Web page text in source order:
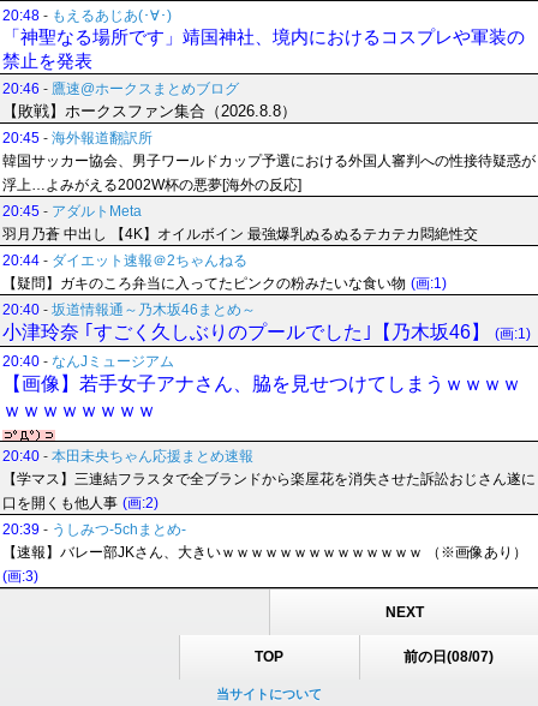
20:48 - もえるあじあ(･∀･)
「神聖なる場所です」靖国神社、境内におけるコスプレや軍装の
禁止を発表
20:46 - 鷹速@ホークスまとめブログ
【敗戦】ホークスファン集合（2026.8.8）
20:45 - 海外報道翻訳所
韓国サッカー協会、男子ワールドカップ予選における外国人審判への性接待疑惑が
浮上…よみがえる2002W杯の悪夢[海外の反応]
20:45 - アダルトMeta
羽月乃蒼 中出し 【4K】オイルボイン 最強爆乳ぬるぬるテカテカ悶絶性交
20:44 - ダイエット速報＠2ちゃんねる
【疑問】ガキのころ弁当に入ってたピンクの粉みたいな食い物 (画:1)
20:40 - 坂道情報通～乃木坂46まとめ～
小津玲奈 ｢すごく久しぶりのプールでした｣【乃木坂46】
(画:1)
20:40 - なんJミュージアム
【画像】若手女子アナさん、脇を見せつけてしまうｗｗｗｗ
ｗｗｗｗｗｗｗｗ
20:40 - 本田未央ちゃん応援まとめ速報
【学マス】三連結フラスタで全ブランドから楽屋花を消失させた訴訟おじさん遂に
口を開くも他人事 (画:2)
20:39 - うしみつ-5chまとめ-
【速報】バレー部JKさん、大きいｗｗｗｗｗｗｗｗｗｗｗｗｗｗ （※画像あり）
(画:3)
NEXT
TOP 前の日(08/07)
当サイトについて